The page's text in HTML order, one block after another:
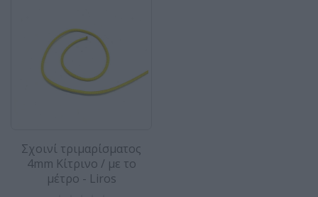
Σχοινί τριμαρίσματος
4mm Κίτρινο / με το
μέτρο - Liros